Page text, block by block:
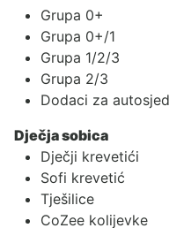
Grupa 0+
Grupa 0+/1
Grupa 1/2/3
Grupa 2/3
Dodaci za
Dječja sobica
Dječji krevetići
Sofi krevetić
Tješilice
CoZee kolijevke